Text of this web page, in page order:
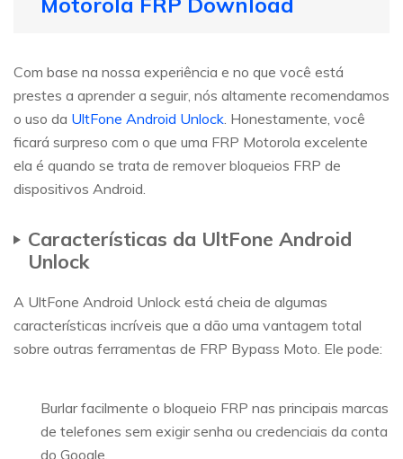
Com base na nossa experiência e no que você está
prestes a aprender a seguir, nós altamente recomendamos
o uso da UltFone Android Unlock. Honestamente, você
ficará surpreso com o que uma FRP Motorola excelente
ela é quando se trata de remover bloqueios FRP de
dispositivos Android.
Características da UltFone Android
Unlock
A UltFone Android Unlock está cheia de algumas
características incríveis que a dão uma vantagem total
sobre outras ferramentas de FRP Bypass Moto. Ele pode:
Burlar facilmente o bloqueio FRP nas principais marcas
de telefones sem exigir senha ou credenciais da conta
do Google.